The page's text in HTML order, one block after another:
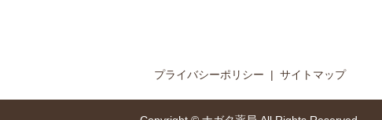
プライバシーポリシー サイトマップ